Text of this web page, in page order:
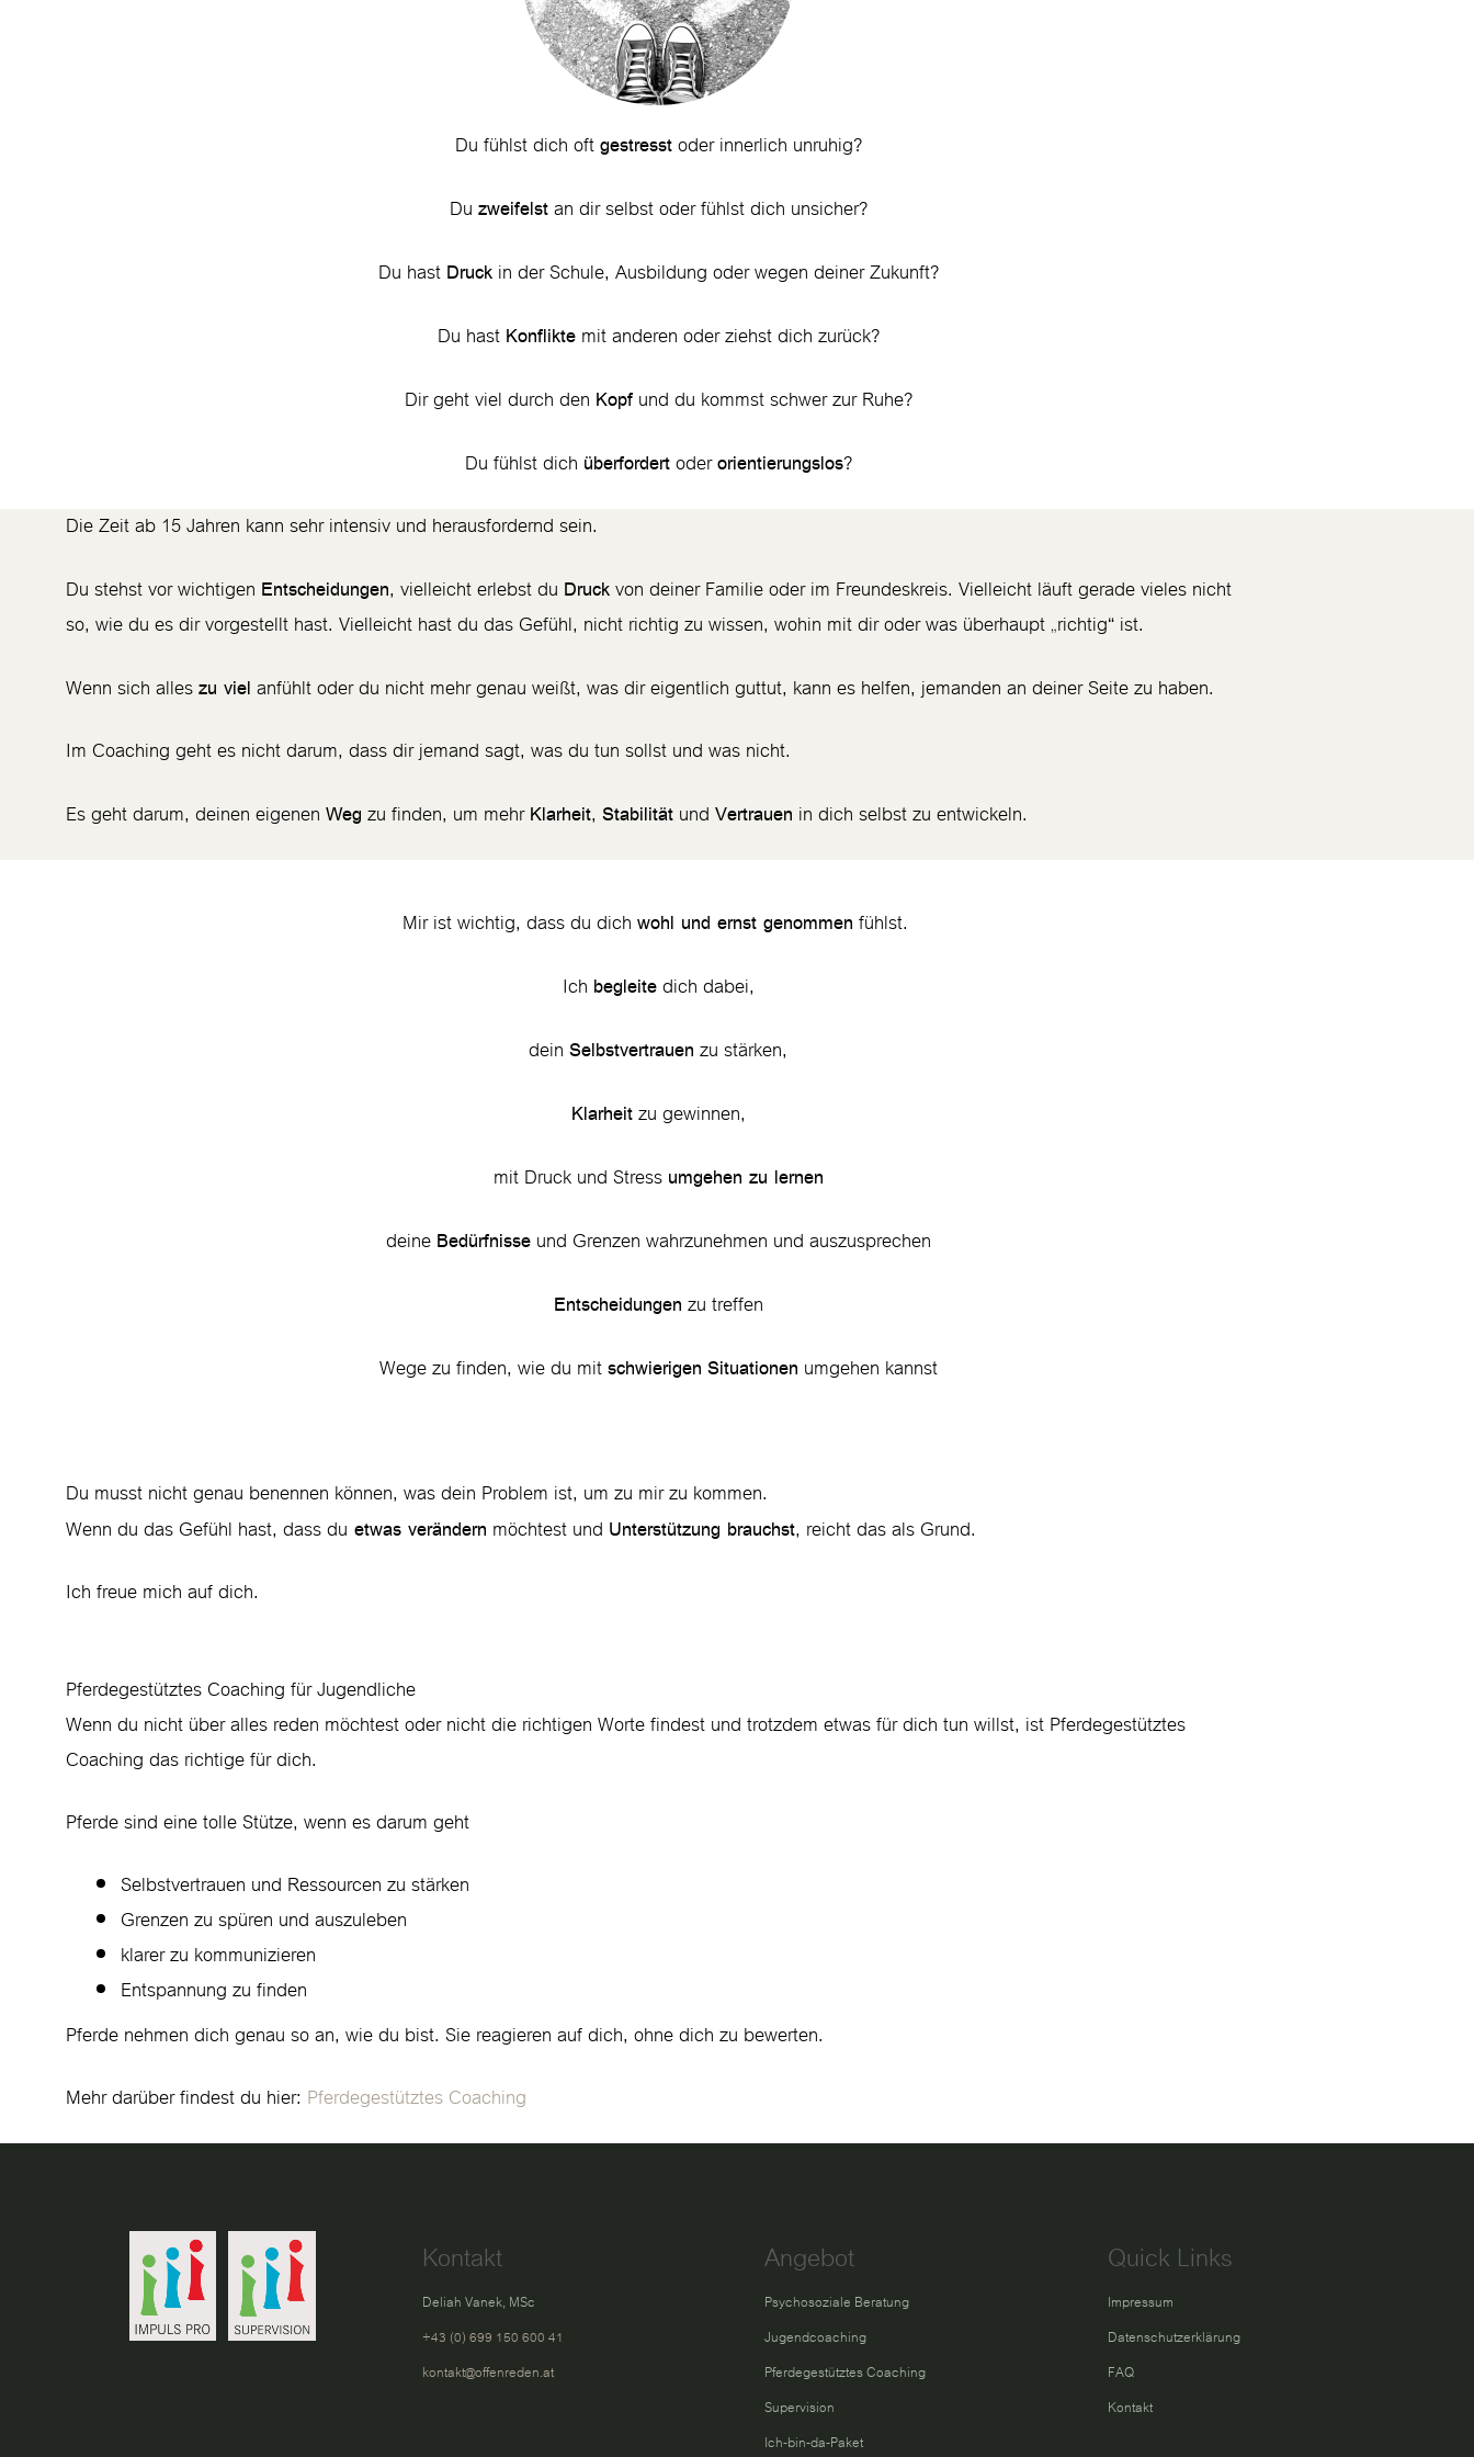
Du fühlst dich oftgestresstoder innerlich unruhig?
Duzweifelstan dir selbst oder fühlst dich unsicher?
Du hastDruckin der Schule, Ausbildung oder wegen deiner Zukunft?
Du hastKonfliktemit anderen oder ziehst dich zurück?
Dir geht viel durch den Kopfund du kommst schwer zur Ruhe?
Du fühlst dich überfordertoderorientierungslos?
Die Zeit ab 15 Jahren kann sehr intensiv und herausfordernd sein.
Du stehst vor wichtigen Entscheidungen, vielleicht erlebst du Druckvon deiner Familie oder im Freundeskreis. Vielleicht läuft gerade vieles nicht
so, wie du es dir vorgestellt hast. Vielleicht hast du das Gefühl, nicht richtig zu wissen, wohin mit dir oder was überhaupt „richtig“ ist.
Wenn sich alleszu vielanfühlt oder du nicht mehr genau weißt, was dir eigentlich guttut, kann es helfen, jemanden an deiner Seite zu haben.
Im Coaching geht es nicht darum, dass dir jemand sagt, was du tun sollst und was nicht.
Es geht darum, deinen eigenenWegzu finden, um mehrKlarheit, StabilitätundVertrauen in dich selbst zu entwickeln.
Mir ist wichtig, dass du dichwohl und ernst genommenfühlst.
Ich begleitedich dabei,
deinSelbstvertrauenzu stärken,
Klarheitzu gewinnen,
mit Druck und Stressumgehen zu lernen
deineBedürfnisseund Grenzen wahrzunehmen und auszusprechen
Entscheidungenzu treffen
Wege zu finden, wie du mitschwierigenSituationen umgehen kannst
Du musst nicht genau benennen können, was dein Problem ist, um zu mir zu kommen.
Wenn du das Gefühl hast, dass du etwas verändern möchtest und Unterstützung brauchst, reicht das als Grund.
Ich freue mich auf dich.
Pferdegestütztes Coaching für Jugendliche
Wenn du nicht über alles reden möchtest oder nicht die richtigen Worte findest und trotzdem etwas für dich tun willst, ist Pferdegestütztes
Coaching das richtige für dich.
Pferde sind eine tolle Stütze, wenn es darum geht
Selbstvertrauen und Ressourcen zu stärken
Grenzen zu spüren und auszuleben
klarer zu kommunizieren
Entspannung zu finden
Pferde nehmen dich genau so an, wie du bist. Sie reagieren auf dich, ohne dich zu bewerten.
Mehr darüber findest du hier: Pferdegestütztes Coaching
Kontakt
Deliah Vanek, MSc
+43 (0) 699 150 600 41
kontakt@offenreden.at
Angebot
Psychosoziale Beratung
Jugendcoaching
Pferdegestütztes Coaching
Supervision
Ich-bin-da-Paket
Quick Links
Impressum
Datenschutzerklärung
FAQ
Kontakt